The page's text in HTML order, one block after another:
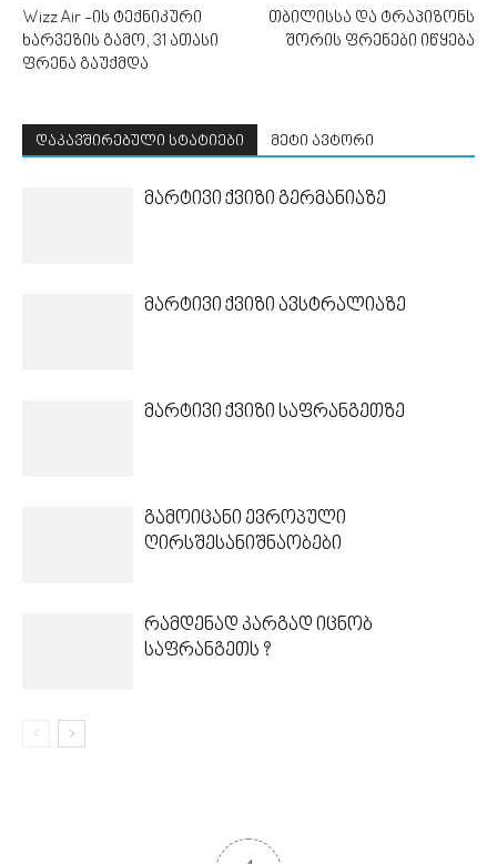
Wizz Air -ის ტექნიკური
ხარვეზის გამო, 31 ათასი
ფრენა გაუქმდა
თბილისსა და ტრაპიზონს
შორის ფრენები იწყება
დაკავშირებული სტატიები მეტი ავტორი
მარტივი ქვიზი გერმანიაზე
მარტივი ქვიზი ავსტრალიაზე
მარტივი ქვიზი საფრანგეთზე
გამოიცანი ევროპული
ღირსშესანიშნაობები
რამდენად კარგად იცნობ
საფრანგეთს ?